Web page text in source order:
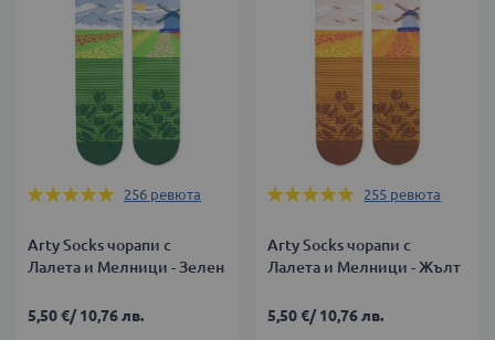
Оценка:
256 ревюта
Arty Socks чорапи с
Лалета и Мелници - Зелен
5,50 €/10,76 лв.
Оценка:
255 ревюта
Arty Socks чорапи с
Лалета и Мелници - Жълт
5,50 €/10,76 лв.